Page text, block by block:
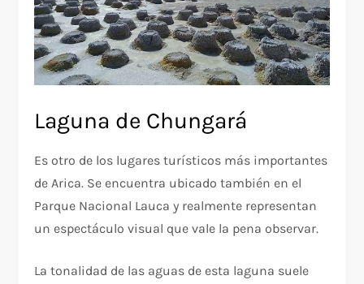
Laguna de Chungará
Es otro de los lugares turísticos más importantes
de Arica. Se encuentra ubicado también en el
Parque Nacional Lauca y realmente representan
un espectáculo visual que vale la pena observar.
La tonalidad de las aguas de esta laguna suele